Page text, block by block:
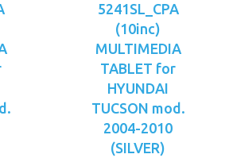
5241SL_CPA
(10inc)
MULTIMEDIA
TABLET for
HYUNDAI
TUCSON mod.
2004-2010
(SILVER)